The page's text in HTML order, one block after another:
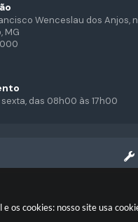
os cookies: nosso site usa
Wenceslau dos Anjos,
MG
000
das 08h00 às 17h00